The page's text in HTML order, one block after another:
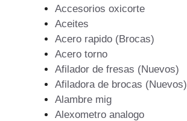
Accesorios oxicorte
Aceites
Acero rapido (Brocas)
Acero torno
Afilador de fresas (Nuevos)
Afiladora de brocas (Nuevos)
Alambre mig
Alexometro analogo